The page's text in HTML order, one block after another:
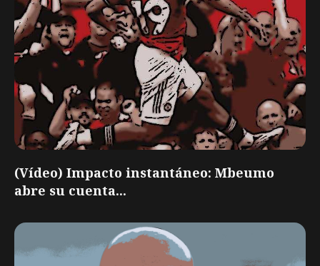
(Vídeo) Impacto instantáneo: Mbeumo
abre su cuenta...